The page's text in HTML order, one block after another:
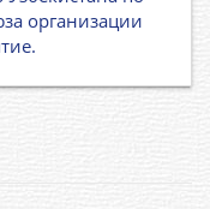
организации